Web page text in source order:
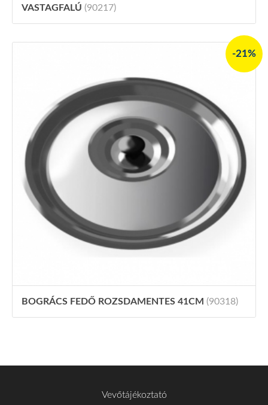
VASTAGFALÚ (90217)
-21%
BOGRÁCS FEDŐ ROZSDAMENTES 41CM (90318)
Vevőtájékoztató